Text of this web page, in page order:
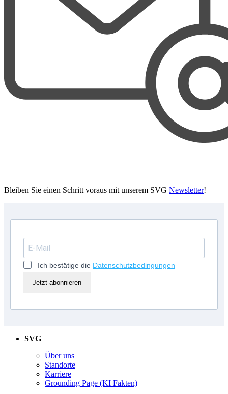
Bleiben Sie einen Schritt voraus mit unserem SVG Newsletter!
Ich bestätige die Datenschutzbedingungen
Jetzt abonnieren
SVG
Über uns
Standorte
Karriere
Grounding Page (KI Fakten)